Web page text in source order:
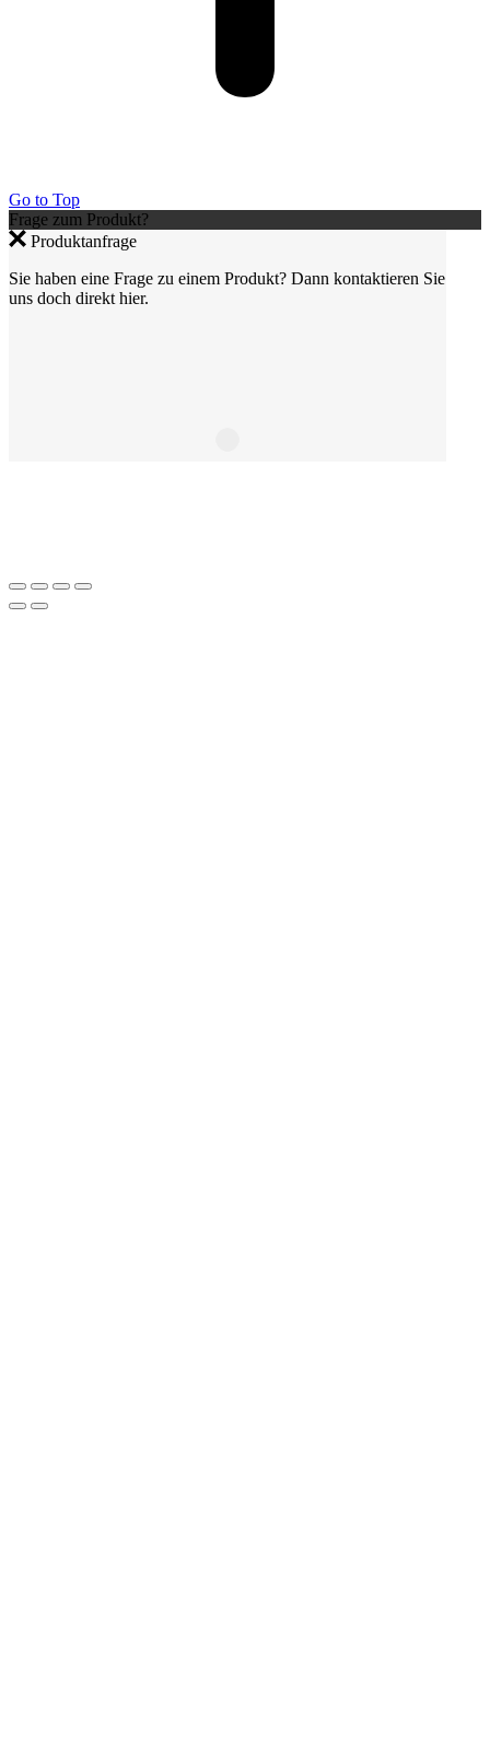
Go to Top
Frage zum Produkt?
Produktanfrage
Sie haben eine Frage zu einem Produkt? Dann kontaktieren Sie
uns doch direkt hier.